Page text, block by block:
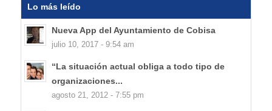
Lo más leído
Nueva App del Ayuntamiento de Cobisa
julio 10, 2017 - 9:54 am
“La situación actual obliga a todo tipo de
organizaciones...
agosto 21, 2012 - 7:55 pm